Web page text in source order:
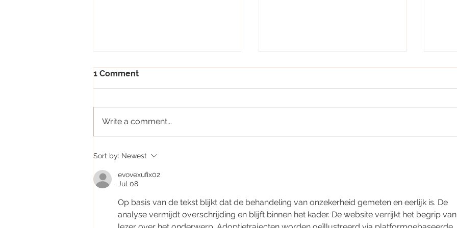
Nachhaltig Schenken zur
Adventszeit – Teil 2
1 Comment
Write a comment...
Sort by: Newest
evovexufix02
Jul 08
Op basis van de tekst blijkt dat de behandeling van onzekerheid gemeten en eerlijk is. De
analyse vermijdt overschrijding en blijft binnen het kader. De website verrijkt het begrip